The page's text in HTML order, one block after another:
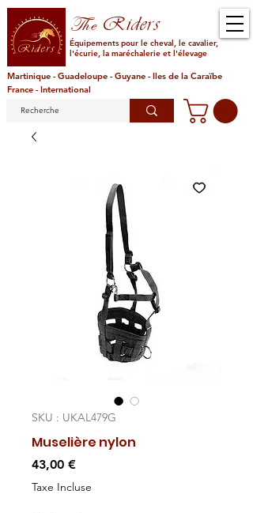
TheRiders
Équipements pour le cheval, le cavalier,
l'écurie, la maréchalerie et l'élevage
Martinique - Guadeloupe - Guyane - Iles de la Caraïbe
France - International
SKU : UKAL479G
Muselière nylon
43,00 €Prix
Taxe Incluse